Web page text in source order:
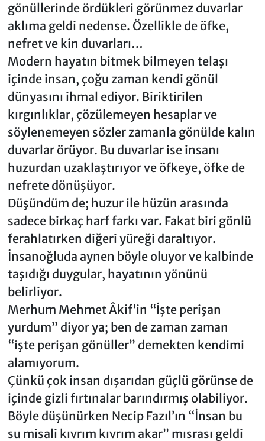
gönüllerinde ördükleri görünmez duvarlar
aklıma geldi nedense. Özellikle de öfke,
nefret ve kin duvarları…
Modern hayatın bitmek bilmeyen telaşı
içinde insan, çoğu zaman kendi gönül
dünyasını ihmal ediyor. Biriktirilen
kırgınlıklar, çözülemeyen hesaplar ve
söylenemeyen sözler zamanla gönülde kalın
duvarlar örüyor. Bu duvarlar ise insanı
huzurdan uzaklaştırıyor ve öfkeye, öfke de
nefrete dönüşüyor.
Düşündüm de; huzur ile hüzün arasında
sadece birkaç harf farkı var. Fakat biri gönlü
ferahlatırken diğeri yüreği daraltıyor.
İnsanoğluda aynen böyle oluyor ve kalbinde
taşıdığı duygular, hayatının yönünü
belirliyor.
Merhum Mehmet Âkif’in “İşte perişan
yurdum” diyor ya; ben de zaman zaman
“işte perişan gönüller” demekten kendimi
alamıyorum.
Çünkü çok insan dışarıdan güçlü görünse de
içinde gizli fırtınalar barındırmış olabiliyor.
Böyle düşünürken Necip Fazıl’ın “İnsan bu
su misali kıvrım kıvrım akar” mısrası geldi